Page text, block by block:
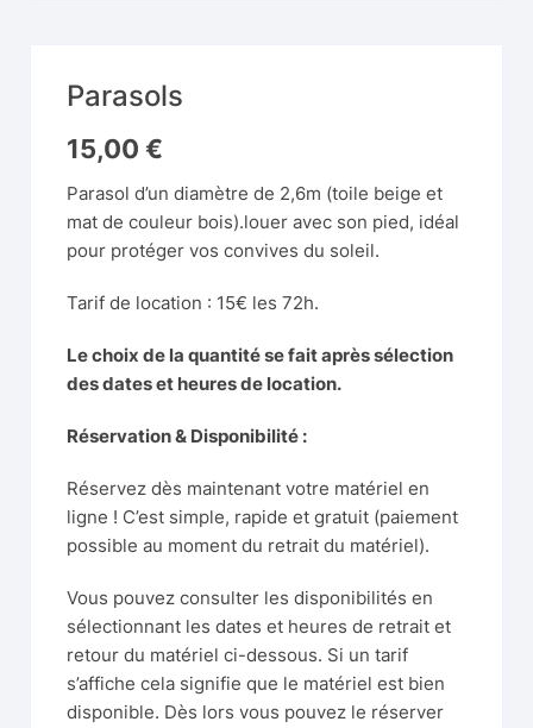
Parasols
15,00 €
Parasol d’un diamètre de 2,6m (toile beige et
mat de couleur bois).louer avec son pied, idéal
pour protéger vos convives du soleil.
Tarif de location : 15€ les 72h.
Le choix de la quantité se fait après sélection
des dates et heures de location.
Réservation & Disponibilité :
Réservez dès maintenant votre matériel en
ligne ! C’est simple, rapide et gratuit (paiement
possible au moment du retrait du matériel).
Vous pouvez consulter les disponibilités en
sélectionnant les dates et heures de retrait et
retour du matériel ci-dessous. Si un tarif
s’affiche cela signifie que le matériel est bien
disponible. Dès lors vous pouvez le réserver